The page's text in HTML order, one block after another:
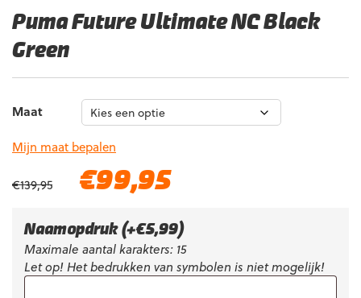
Puma Future Ultimate NC Black
Green
Maat
Mijn maat bepalen
€139,95
Oorspronkelijke
€139,95.
€99,95Huidige
€99,95.
Naamopdruk (+€5,99)
Maximale aantal karakters: 15
Let op! Het bedrukken van symbolen is niet mogelijk!